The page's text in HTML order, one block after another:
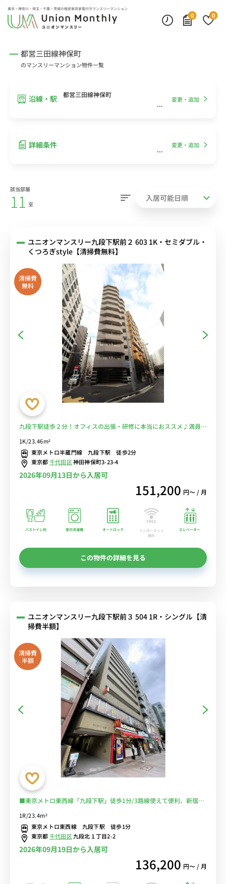
東京・神奈川・埼玉・千葉・茨城の格安家具家電付きマンスリーマンション
0
0
都営三田線神保町
のマンスリーマンション物件一覧
沿線・駅 都営三田線神保町
変更・追加
詳細条件 変更・追加
該当部屋
11 室
ユニオンマンスリー九段下駅前２ 603 1K・セミダブル・
くつろぎstyle【清掃費無料】
清掃費
無料
九段下駅徒歩２分！オフィスの出張・研修に本当におススメ♪満員電
1K/23.46m²
東京メトロ半蔵門線 九段下駅 徒歩2分
東京都千代田区神田神保町3-23-4
2026年09月13日から入居可
151,200 円〜 / 月
バストイレ別 室内洗濯機 オートロック
インターネット
無料
エレベーター
この物件の詳細を見る
ユニオンマンスリー九段下駅前３ 504 1R・シングル【清
掃費半額】
清掃費
半額
■東京メトロ東西線「九段下駅」徒歩1分/3路線使えて便利、新宿駅
のデスク＆チェア付きのお部屋♪■選べるWi-Fi格安レンタル中！
1R/23.4m²
東京メトロ東西線 九段下駅 徒歩1分
東京都千代田区九段北１丁目2-2
2026年09月19日から入居可
136,200 円〜 / 月